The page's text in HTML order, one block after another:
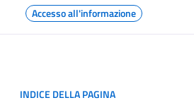
Accesso all'informazione
INDICE DELLA PAGINA